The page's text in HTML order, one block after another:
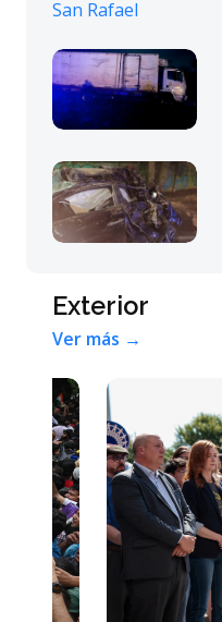
Exterior
Ver más →